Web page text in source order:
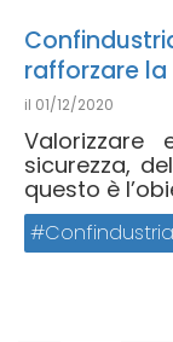
rafforzare
il 01/12/2020
sicurezza,
questo è
Confindustria